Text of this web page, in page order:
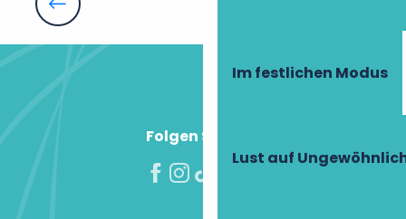
Im festlichen Modus
Lust auf
Die lebendige Kunst des CCCOD
Folgen Sie uns!